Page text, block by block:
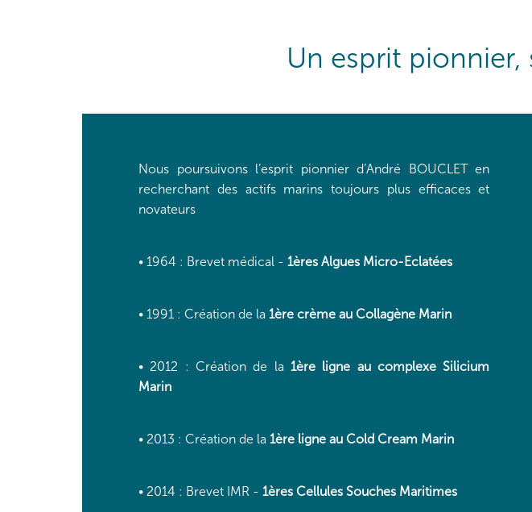
Un esprit pionnier,
Nous poursuivons l’esprit pionnier d’André BOUCLET en
recherchant des actifs marins toujours plus efficaces et
novateurs
• 1964 : Brevet médical - 1ères Algues Micro-Eclatées
• 1991 : Création de la 1ère crème au Collagène Marin
• 2012 : Création de la1ère ligne au complexe Silicium
Marin
• 2013 : Création de la 1ère ligne au Cold Cream Marin
• 2014 : Brevet IMR - 1ères Cellules Souches Maritimes